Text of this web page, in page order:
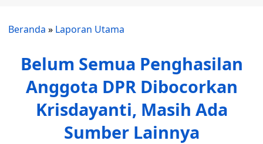
Beranda » Laporan Utama
Belum Semua Penghasilan
Anggota DPR Dibocorkan
Krisdayanti, Masih Ada
Sumber Lainnya